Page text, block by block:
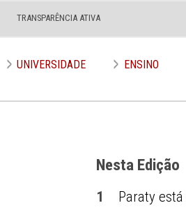
TRANSPARÊNCIA ATIVA
UNIVERSIDADE ENSINO
Edição nº
Nesta Edição
1 Paraty está